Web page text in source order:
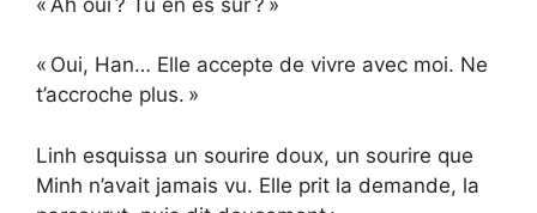
« Oui, Han… Elle accepte de vivre avec moi. Ne
t’accroche plus. »
Linh esquissa un sourire doux, un sourire que
Minh n’avait jamais vu. Elle prit la demande, la